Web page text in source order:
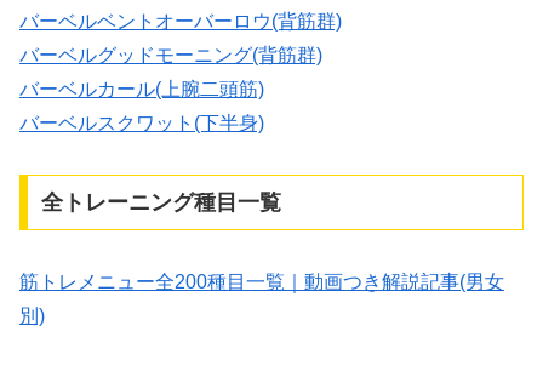
バーベルベントオーバーロウ(背筋群)
バーベルグッドモーニング(背筋群)
バーベルカール(上腕二頭筋)
バーベルスクワット(下半身)
全トレーニング種目一覧
筋トレメニュー全200種目一覧｜動画つき解説記事(男女
別)